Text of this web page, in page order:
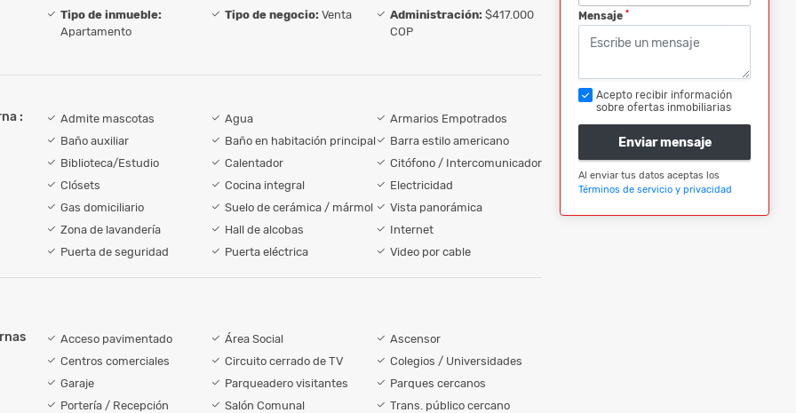
Tipo de inmueble:
Apartamento
Tipo de negocio: Venta Administración: $417.000
COP
: Admite mascotas Agua
Armarios Empotrados
Baño auxiliar
Baño en habitación principal
Barra estilo americano
Biblioteca/Estudio
Calentador
Citófono / Intercomunicador
Clósets
Cocina integral
Electricidad
Gas domiciliario
Suelo de cerámica / mármol
Vista panorámica
Zona de lavandería
Hall de alcobas
Internet
Puerta de seguridad
Puerta eléctrica Video por cable
Acceso pavimentado Área Social
Ascensor
Centros comerciales
Circuito cerrado de TV
Colegios / Universidades
Garaje
Parqueadero visitantes
Parques cercanos
Portería / Recepción
Salón Comunal
Trans. público cercano
Mensaje *
Acepto recibir información
sobre ofertas inmobiliarias
Enviar mensaje
Al enviar tus datos aceptas los
Términos de servicio y privacidad